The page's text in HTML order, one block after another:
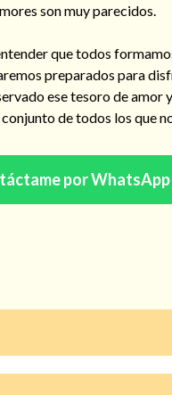
son muy parecidos.
que todos
preparados para
ese tesoro de amor
de todos los que
por WhatsApp